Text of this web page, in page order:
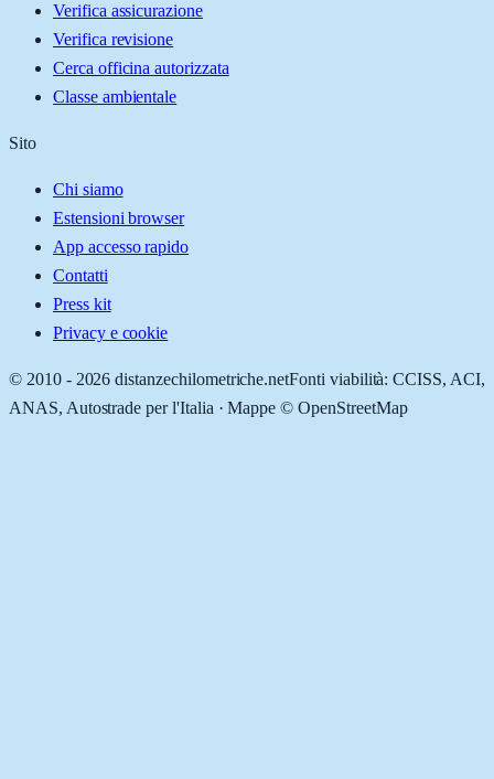
Verifica assicurazione
Verifica revisione
Cerca officina autorizzata
Classe ambientale
Sito
Chi siamo
Estensioni browser
App accesso rapido
Contatti
Press kit
Privacy e cookie
© 2010 - 2026 distanzechilometriche.netFonti viabilità: CCISS, ACI,
ANAS, Autostrade per l'Italia · Mappe © OpenStreetMap